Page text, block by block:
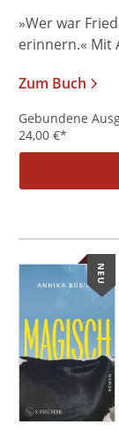
»Wer war
erinnern.« Mit
Zum Buch
Gebundene
24,00 €*
NEU